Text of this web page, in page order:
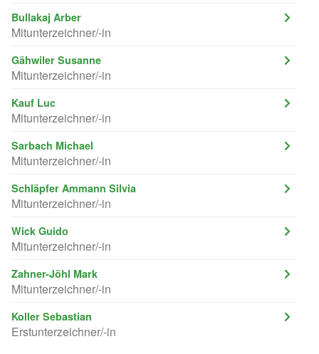
Bullakaj Arber
Mitunterzeichner/-in
Gähwiler Susanne
Mitunterzeichner/-in
Kauf Luc
Mitunterzeichner/-in
Sarbach Michael
Mitunterzeichner/-in
Schläpfer Ammann Silvia
Mitunterzeichner/-in
Wick Guido
Mitunterzeichner/-in
Zahner-Jöhl Mark
Mitunterzeichner/-in
Koller Sebastian
Erstunterzeichner/-in